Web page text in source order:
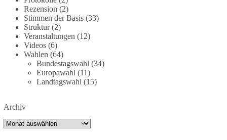
demokratischen Gesellschaft künftig miteinander
in Einklang gebracht werden können.
#dieBasis #natur #grundrechte
#demokratie
2 Tage(n) zuvor
Rezension (2)
Stimmen der Basis(33)
Struktur(2)
Veranstaltungen (12)
Videos(6)
Wahlen (64)
Bundestagswahl (34)
Europawahl (11)
Landtagswahl (15)
Archiv
Archiv